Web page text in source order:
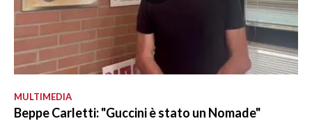
MULTIMEDIA
Beppe Carletti: "Guccini è stato un Nomade"